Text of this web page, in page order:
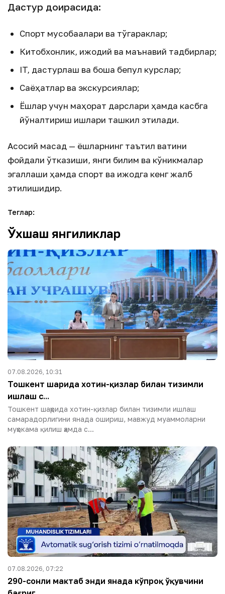
Дастур доирасида:
Спорт мусобақалари ва тўгараклар;
Китобхонлик, ижодий ва маънавий тадбирлар;
IT, дастурлаш ва бошқа бепул курслар;
Саёҳатлар ва экскурсиялар;
Ёшлар учун маҳорат дарслари ҳамда касбга
йўналтириш ишлари ташкил этилади.
Асосий мақсад — ёшларнинг таътил вақтини
фойдали ўтказиши, янги билим ва кўникмалар
эгаллаши ҳамда спорт ва ижодга кенг жалб
этилишидир.
Теглар:
Ўхшаш янгиликлар
07.08.2026, 10:31
Тошкент шаҳрида хотин-қизлар билан тизимли
ишлаш с...
Тошкент шаҳрида хотин-қизлар билан тизимли ишлаш
самарадорлигини янада ошириш, мавжуд муаммоларни
муҳокама қилиш ҳамда с...
07.08.2026, 07:22
290-сонли мактаб энди янада кўпроқ ўқувчини